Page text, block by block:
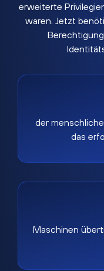
erweiterte
waren. Jetzt
der
das
Maschinen